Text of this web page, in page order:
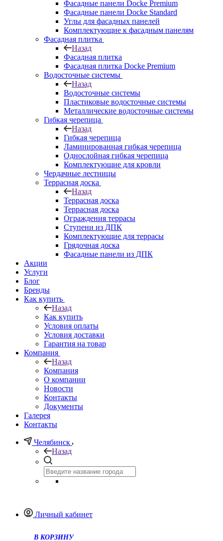
Фасадные панели Docke Premium
Фасадные панели Docke Standard
Углы для фасадных панелей
Комплектующие к фасадным панелям
Фасадная плитка
Назад
Фасадная плитка
Фасадная плитка Docke Premium
Водосточные системы
Назад
Водосточные системы
Пластиковые водосточные системы
Металлические водосточные системы
Гибкая черепица
Назад
Гибкая черепица
Ламинированная гибкая черепица
Однослойная гибкая черепица
Комплектующие для кровли
Чердачные лестницы
Террасная доска
Назад
Террасная доска
Террасная доска
Ограждения террасы
Ступени из ДПК
Комплектующие для террасы
Грядочная доска
Фасадные панели из ДПК
Акции
Услуги
Блог
Бренды
Как купить
Назад
Как купить
Условия оплаты
Условия доставки
Гарантия на товар
Компания
Назад
Компания
О компании
Новости
Контакты
Документы
Галерея
Контакты
Челябинск
Назад
Личный кабинет